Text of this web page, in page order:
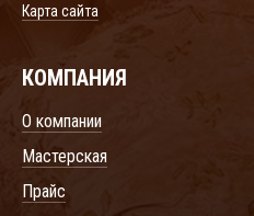
Карта сайта
КОМПАНИЯ
О компании
Мастерская
Прайс